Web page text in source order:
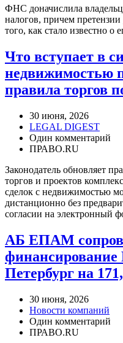
ФНС доначислила
налогов, причем
того, как стало известно
Что вступает в
недвижимостью
правила торгов
30 июня, 2026
LEGAL DIGEST
Один комментарий
ПРАВО.RU
Законодатель обновляет
торгов и проектов
сделок с недвижимостью
дистанционно без
согласии на электронный
АБ ЕПАМ
Петербург на
30 июня, 2026
Новости компаний
Один комментарий
ПРАВО.RU